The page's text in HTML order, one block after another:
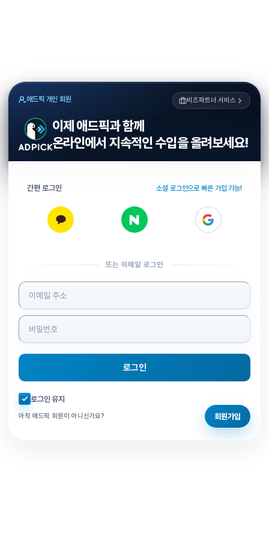
애드픽 개인 회원 비즈파트너 서비스
이제 애드픽과 함께
온라인에서 지속적인 수입을 올려보세요!
간편 로그인 소셜 로그인으로 빠른 가입 가능!
또는 이메일 로그인
로그인 정보 입력
로그인
자동로그인 체크
로그인 유지
아직 애드픽 회원이 아니신가요? 회원가입